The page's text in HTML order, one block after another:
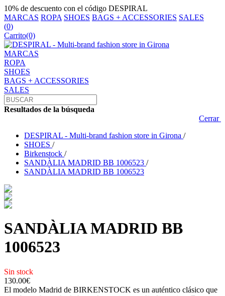
10% de descuento con el código DESPIRAL
MARCAS ROPA SHOES BAGS + ACCESSORIES SALES
(0)
Carrito(0)
MARCAS
ROPA
SHOES
BAGS + ACCESSORIES
SALES
Resultados de la búsqueda
Cerrar
DESPIRAL - Multi-brand fashion store in Girona /
SHOES /
Birkenstock /
SANDÀLIA MADRID BB 1006523 /
SANDÀLIA MADRID BB 1006523
SANDÀLIA MADRID BB
1006523
Sin stock
130.00€
El modelo Madrid de BIRKENSTOCK es un auténtico clásico que